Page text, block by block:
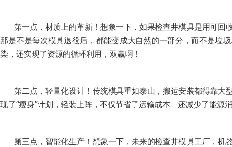
第一点，材质上的革新！想象一下，如果检查井模具是用可回
那是不是每次模具退役后，都能变成大自然的一部分，而不是垃
染，还实现了资源的循环利用，双赢啊！
第二点，轻量化设计！传统模具重如泰山，搬运安装都得靠大
现了“瘦身”计划，轻装上阵，不仅节省了运输成本，还减少了能源
第三点，智能化生产！想象一下，未来的检查井模具工厂，机